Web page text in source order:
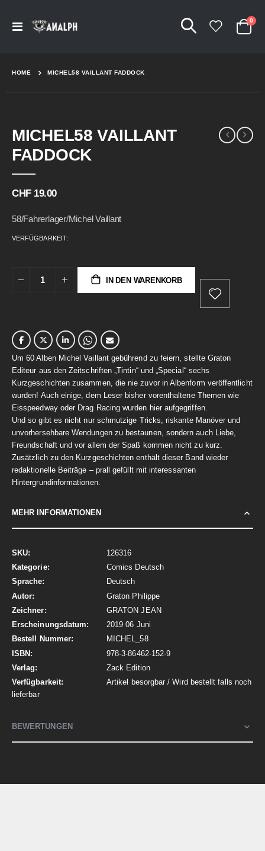
Navigation
Cart
0
HOME MICHEL58 VAILLANT FADDOCK
MICHEL58 VAILLANT
FADDOCK
CHF 19.00
58/Fahrerlager/Michel Vaillant
VERFÜGBARKEIT:
IN DEN WARENKORB
Um 60 Alben Michel Vaillant gebührend zu feiern, stellte Graton
Editeur aus den Zeitschriften „Tintin“ und „Special“ sechs
Kurzgeschichten zusammen, die nie zuvor in Albenform veröffentlicht
wurden! Auch einige, dem Leser bisher vorenthaltene Themen wie
Eisspeedway oder Drag Racing wurden hier aufgegriffen.
Und so gibt es nicht nur schmutzige Tricks, riskante Manöver und
unvorhersehbare Wendungen zu bestaunen, sondern auch Liebe,
Freundschaft und vor allem der Spaß kommen nicht zu kurz.
Zusätzlich zu den Kurzgeschichten enthält dieser Band wieder
redaktionelle Beiträge – prall gefüllt mit interessanten
Hintergrundinformationen.
MEHR INFORMATIONEN
Mehr
Informationen
126316
Comics Deutsch
Deutsch
Graton Philippe
GRATON JEAN
2019 06 Juni
MICHEL_58
978-3-86462-152-9
Zack Edition
Artikel besorgbar / Wird bestellt falls noch
lieferbar
BEWERTUNGEN
to
the
end
images
to
the
beginning
images